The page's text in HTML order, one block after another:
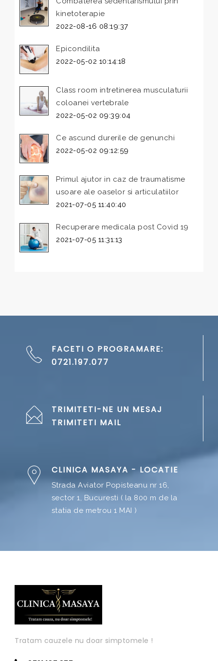
kinetoterapie
2022-08-16 08:19:37
Epicondilita
2022-05-02 10:14:18
Class room intretinerea musculaturii
coloanei vertebrale
2022-05-02 09:39:04
Ce ascund durerile de genunchi
2022-05-02 09:12:59
Primul ajutor in caz de traumatisme
usoare ale oaselor si articulatiilor
2021-07-05 11:40:40
Recuperare medicala post Covid 19
2021-07-05 11:31:13
FACETI O PROGRAMARE:
0721.197.077
TRIMITETI-NE UN MESAJ
TRIMITETI MAIL
CLINICA MASAYA - LOCATIE
Strada Aviator Popisteanu nr 16,
sector 1, Bucuresti ( la 800 m de la
statia de metrou 1 MAI )
Tratam cauzele nu doar simptomele !